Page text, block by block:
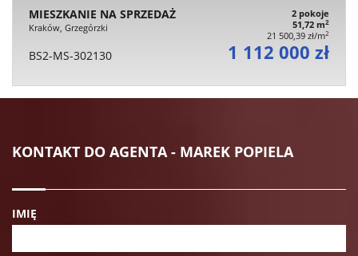
MIESZKANIE NA SPRZEDAŻ
Kraków, Grzegórzki
2 pokoje
51,72 m2
21 500,39 zł/m2
BS2-MS-302130 1 112 000 zł
KONTAKT DO AGENTA - MAREK POPIELA
IMIĘ